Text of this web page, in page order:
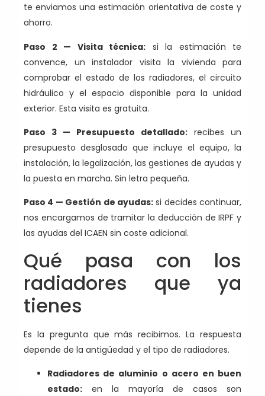
te enviamos una estimación orientativa de coste y
ahorro.
Paso 2 — Visita técnica: si la estimación te
convence, un instalador visita la vivienda para
comprobar el estado de los radiadores, el circuito
hidráulico y el espacio disponible para la unidad
exterior. Esta visita es gratuita.
Paso 3 — Presupuesto detallado: recibes un
presupuesto desglosado que incluye el equipo, la
instalación, la legalización, las gestiones de ayudas y
la puesta en marcha. Sin letra pequeña.
Paso 4 — Gestión de ayudas:si decides continuar,
nos encargamos de tramitar la deducción de IRPF y
las ayudas del ICAEN sin coste adicional.
Qué pasa con los
radiadores que ya
tienes
Es la pregunta que más recibimos. La respuesta
depende de la antigüedad y el tipo de radiadores.
Radiadores de aluminio o acero en buen
estado: en la mayoría de casos son